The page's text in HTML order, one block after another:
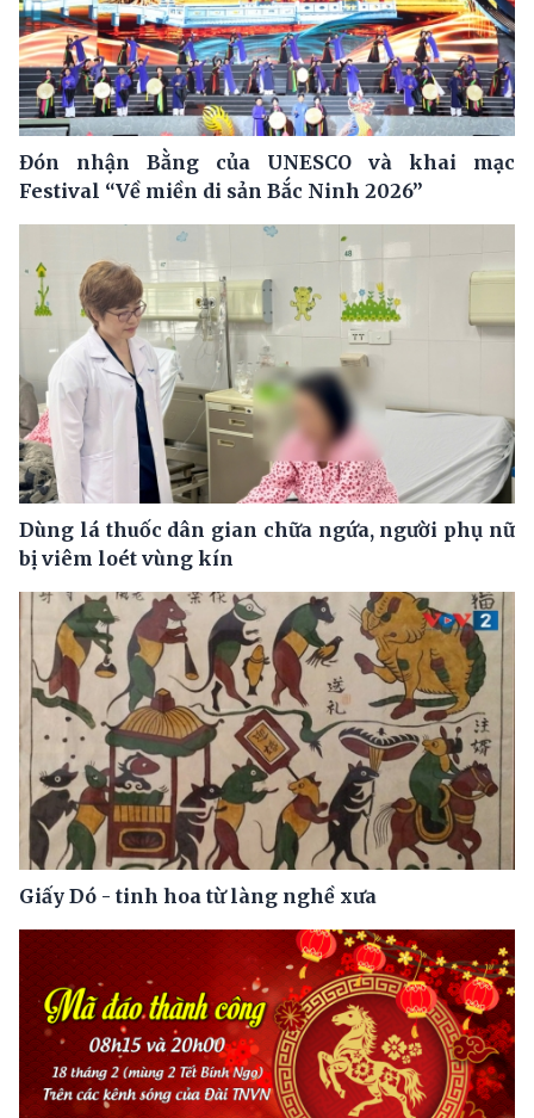
Đón nhận Bằng của UNESCO và khai mạc
Festival “Về miền di sản Bắc Ninh 2026”
Dùng lá thuốc dân gian chữa ngứa, người phụ nữ
bị viêm loét vùng kín
Giấy Dó - tinh hoa từ làng nghề xưa